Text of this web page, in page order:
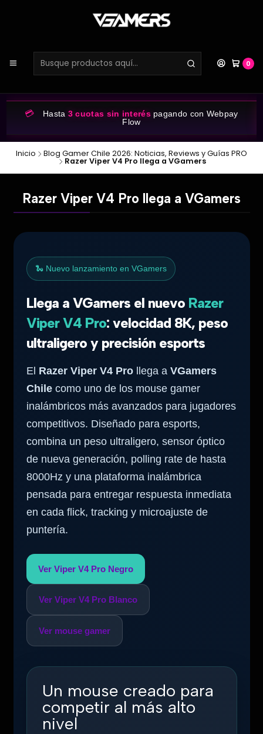
0
💳 Hasta 3 cuotas sin interéspagando con Webpay
Flow
Inicio Blog Gamer Chile 2026: Noticias, Reviews y Guías PRO
Razer Viper V4 Pro llega a VGamers
Razer Viper V4 Pro llega a VGamers
🐍 Nuevo lanzamiento en VGamers
Llega a VGamers el nuevo Razer
Viper V4 Pro: velocidad 8K, peso
ultraligero y precisión esports
El Razer Viper V4 Prollega a VGamers
Chilecomo uno de los mouse gamer
inalámbricos más avanzados para jugadores
competitivos. Diseñado para esports,
combina un peso ultraligero, sensor óptico
de nueva generación, polling rate de hasta
8000Hz y una plataforma inalámbrica
pensada para entregar respuesta inmediata
en cada flick, tracking y microajuste de
puntería.
Ver Viper V4 Pro Negro
Ver Viper V4 Pro Blanco
Ver mouse gamer
Un mouse creado para
competir al más alto
nivel